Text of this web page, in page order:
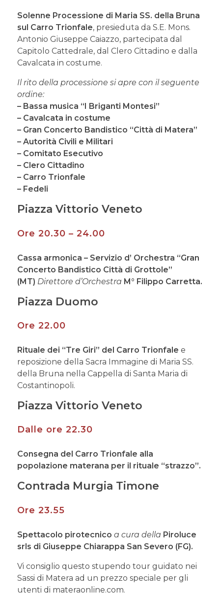
Solenne Processione di Maria SS. della Bruna
sul Carro Trionfale, presieduta da S.E. Mons.
Antonio Giuseppe Caiazzo, partecipata dal
Capitolo Cattedrale, dal Clero Cittadino e dalla
Cavalcata in costume.
Il rito della processione si apre con il seguente
ordine:
– Bassa musica “I Briganti Montesi”
– Cavalcata in costume
– Gran Concerto Bandistico “Città di Matera”
– Autorità Civili e Militari
– Comitato Esecutivo
– Clero Cittadino
– Carro Trionfale
– Fedeli
Piazza Vittorio Veneto
Ore 20.30 – 24.00
Cassa armonica – Servizio d’ Orchestra “Gran
Concerto Bandistico Città di Grottole”
(MT) Direttore d’Orchestra M° Filippo Carretta.
Piazza Duomo
Ore 22.00
Rituale dei “Tre Giri” del Carro Trionfale e
reposizione della Sacra Immagine di Maria SS.
della Bruna nella Cappella di Santa Maria di
Costantinopoli.
Piazza Vittorio Veneto
Dalle ore 22.30
Consegna del Carro Trionfale alla
popolazione materana per il rituale “strazzo”.
Contrada Murgia Timone
Ore 23.55
Spettacolo pirotecnico a cura della Piroluce
srls di Giuseppe Chiarappa San Severo (FG).
Vi consiglio questo stupendo tour guidato nei
Sassi di Matera ad un prezzo speciale per gli
utenti di materaonline.com.